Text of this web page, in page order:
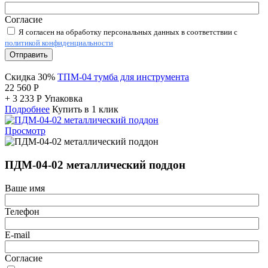
Согласие
Я согласен на обработку персональных данных в соответствии с
политикой конфиденциальности
Отправить
Скидка 30% ТПМ-04 тумба для инструмента
22 560 Р
+ 3 233 Р Упаковка
Подробнее Купить в 1 клик
Просмотр
ПДМ-04-02 металлический поддон
Ваше имя
Телефон
E-mail
Согласие